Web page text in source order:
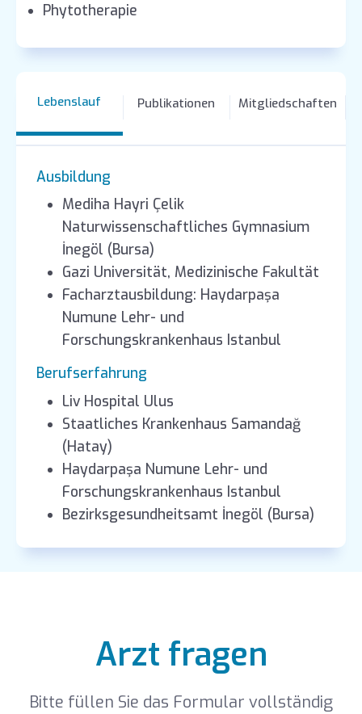
Phytotherapie
Lebenslauf Publikationen Mitgliedschaften
Ausbildung
Mediha Hayri Çelik
Naturwissenschaftliches Gymnasium
İnegöl (Bursa)
Gazi Universität, Medizinische Fakultät
Facharztausbildung: Haydarpaşa
Numune Lehr- und
Forschungskrankenhaus Istanbul
Berufserfahrung
Liv Hospital Ulus
Staatliches Krankenhaus Samandağ
(Hatay)
Haydarpaşa Numune Lehr- und
Forschungskrankenhaus Istanbul
Bezirksgesundheitsamt İnegöl (Bursa)
Arzt fragen
Bitte füllen Sie das Formular vollständig